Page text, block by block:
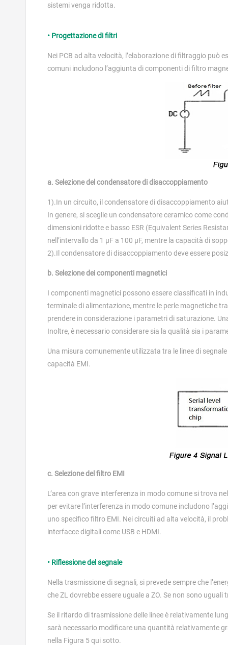
sistemi venga ridotta.
• Progettazione di filtri
Nei PCB ad alta velocità, l’elaborazione di filtraggio può
comuni includono l’aggiunta di componenti di filtro
a. Selezione del condensatore di disaccoppiamento
1).In un circuito, il condensatore di disaccoppiamento
In genere, si sceglie un condensatore ceramico come
dimensioni ridotte e basso ESR (Equivalent Series
nell’intervallo da 1 μF a 100 μF, mentre la capacità di
2).Il condensatore di disaccoppiamento deve essere
b. Selezione dei componenti magnetici
I componenti magnetici possono essere classificati in
terminale di alimentazione, mentre le perle magnetiche
prendere in considerazione i parametri di saturazione.
Inoltre, è necessario considerare sia la qualità sia i
Una misura comunemente utilizzata tra le linee di
capacità EMI.
c. Selezione del filtro EMI
L’area con grave interferenza in modo comune si trova
per evitare l’interferenza in modo comune includono
uno specifico filtro EMI. Nei circuiti ad alta velocità, il
interfacce digitali come USB e HDMI.
• Riflessione del segnale
Nella trasmissione di segnali, si prevede sempre che
che ZL dovrebbe essere uguale a ZO. Se non sono
Se il ritardo di trasmissione delle linee è relativamente
sarà necessario modificare una quantità relativamente
nella Figura 5 qui sotto.